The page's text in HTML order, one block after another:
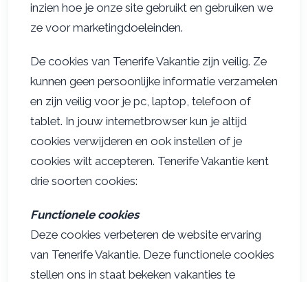
inzien hoe je onze site gebruikt en gebruiken we
ze voor marketingdoeleinden.
De cookies van Tenerife Vakantie zijn veilig. Ze
kunnen geen persoonlijke informatie verzamelen
en zijn veilig voor je pc, laptop, telefoon of
tablet. In jouw internetbrowser kun je altijd
cookies verwijderen en ook instellen of je
cookies wilt accepteren. Tenerife Vakantie kent
drie soorten cookies:
Functionele cookies
Deze cookies verbeteren de website ervaring
van Tenerife Vakantie. Deze functionele cookies
stellen ons in staat bekeken vakanties te